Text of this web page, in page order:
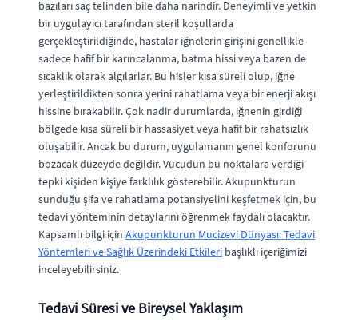
bazıları saç telinden bile daha narindir. Deneyimli ve yetkin
bir uygulayıcı tarafından steril koşullarda
gerçekleştirildiğinde, hastalar iğnelerin girişini genellikle
sadece hafif bir karıncalanma, batma hissi veya bazen de
sıcaklık olarak algılarlar. Bu hisler kısa süreli olup, iğne
yerleştirildikten sonra yerini rahatlama veya bir enerji akışı
hissine bırakabilir. Çok nadir durumlarda, iğnenin girdiği
bölgede kısa süreli bir hassasiyet veya hafif bir rahatsızlık
oluşabilir. Ancak bu durum, uygulamanın genel konforunu
bozacak düzeyde değildir. Vücudun bu noktalara verdiği
tepki kişiden kişiye farklılık gösterebilir. Akupunkturun
sunduğu şifa ve rahatlama potansiyelini keşfetmek için, bu
tedavi yönteminin detaylarını öğrenmek faydalı olacaktır.
Kapsamlı bilgi için Akupunkturun Mucizevi Dünyası: Tedavi
Yöntemleri ve Sağlık Üzerindeki Etkileri başlıklı içeriğimizi
inceleyebilirsiniz.
Tedavi Süresi ve Bireysel Yaklaşım